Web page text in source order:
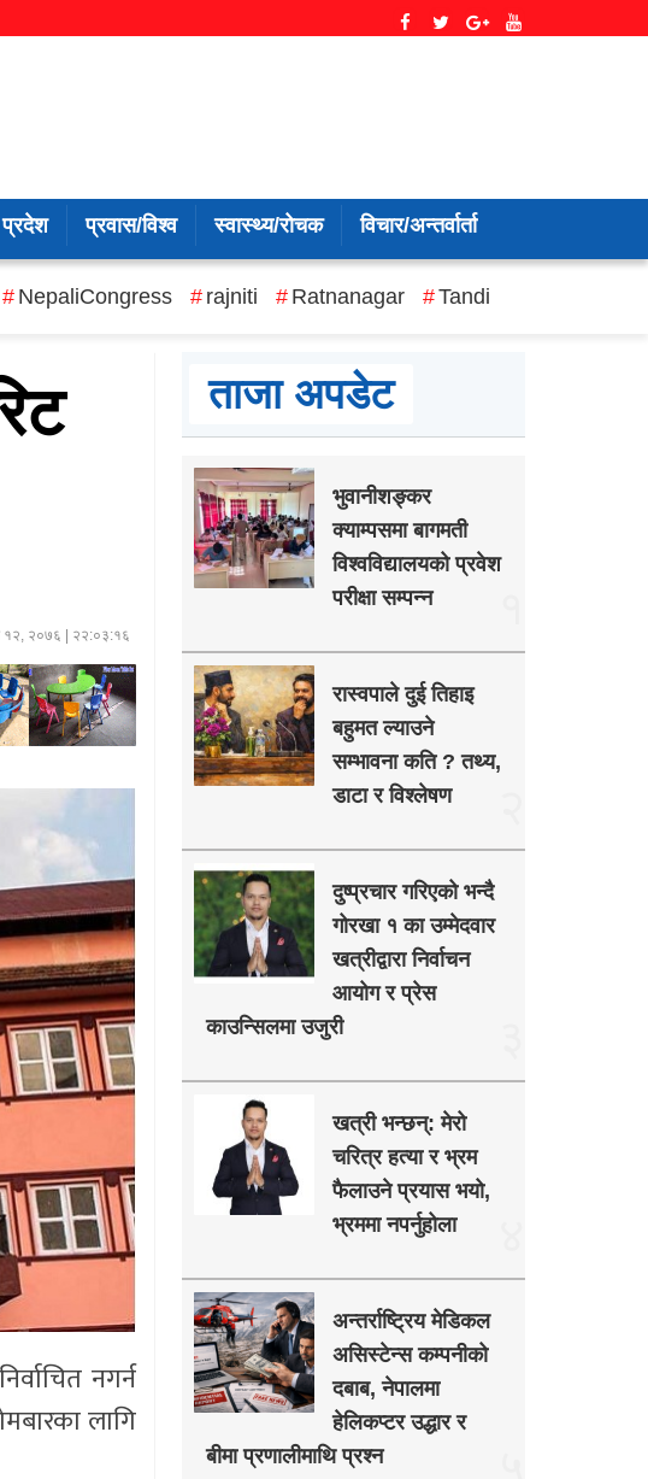
प्रदेश प्रवास/विश्व स्वास्थ्य/रोचक विचार/अन्तर्वार्ता
NepaliCongress rajniti Ratnanagar Tandi
१२, २०७६ | २२:०३:१६
नगर्न
लागि
ताजा अपडेट
भुवानीशङ्कर
क्याम्पसमा बागमती
विश्वविद्यालयको प्रवेश
परीक्षा सम्पन्न
रास्वपाले दुई तिहाइ
बहुमत ल्याउने
सम्भावना कति ? तथ्य,
डाटा र विश्लेषण
दुष्प्रचार गरिएको भन्दै
गोरखा १ का उम्मेदवार
खत्रीद्वारा निर्वाचन
आयोग र प्रेस
काउन्सिलमा उजुरी
खत्री भन्छन्: मेरो
चरित्र हत्या र भ्रम
फैलाउने प्रयास भयो,
भ्रममा नपर्नुहोला
अन्तर्राष्ट्रिय मेडिकल
असिस्टेन्स कम्पनीको
दबाब, नेपालमा
हेलिकप्टर उद्धार र
बीमा प्रणालीमाथि प्रश्न